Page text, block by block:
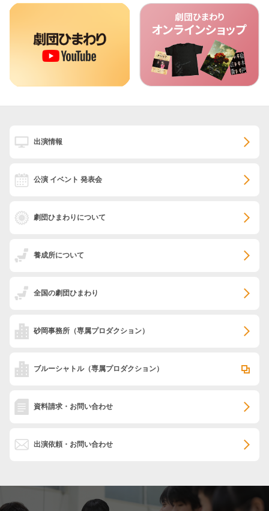
出演情報
公演 イベント 発表会
劇団ひまわりについて
養成所について
全国の劇団ひまわり
砂岡事務所 （専属プロダクション）
ブルーシャトル（専属プロダクション）
資料請求・お問い合わせ
出演依頼・お問い合わせ